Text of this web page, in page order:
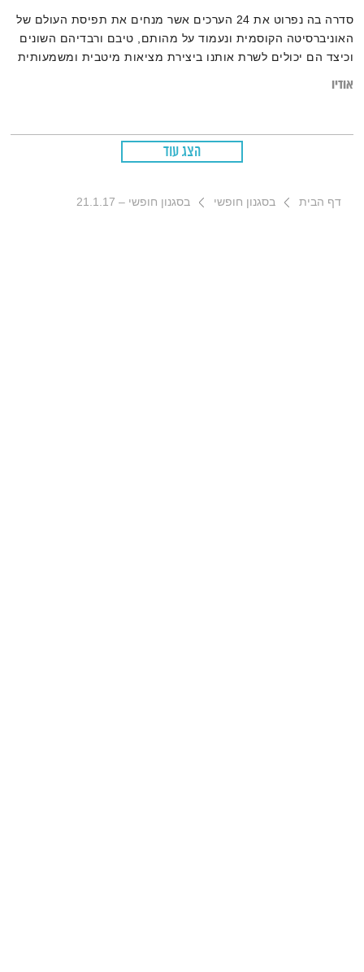
סדרה בה נפרוט את 24 הערכים אשר מנחים את תפיסת העולם של
האוניברסיטה הקוסמית ונעמוד על מהותם, טיבם ורבדיהם השונים
וכיצד הם יכולים לשרת אותנו ביצירת מציאות מיטבית ומשמעותית
אודיו
הצג עוד
דף הבית בסגנון חופשי בסגנון חופשי – 21.1.17